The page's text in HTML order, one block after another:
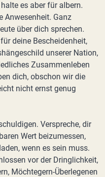
es aber für albern.
Anwesenheit. Ganz
über dich sprechen.
deine Bescheidenheit,
unserer Nation,
Zusammenleben
dich, obschon wir die
nicht ernst genug
Verspreche, dir
Wert beizumessen,
wenn es sein muss.
vor der Dringlichkeit,
Möchtegern-Überlegenen